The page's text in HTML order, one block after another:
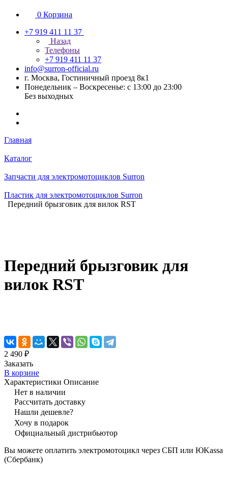
0 Корзина
+7 919 411 11 37
Назад
Телефоны
+7 919 411 11 37
info@surron-official.ru
г. Москва, Гостиничный проезд 8к1
Понедельник – Воскресенье: с 13:00 до 23:00
Без выходных
Главная
Каталог
Запчасти для электромотоциклов Surron
Пластик для электромотоциклов Surron
Передний брызговик для вилок RST
Передний брызговик для
вилок RST
2 490 ₽
Заказать
В корзине
Характеристики Описание
Нет в наличии
Рассчитать доставку
Нашли дешевле?
Хочу в подарок
Официальный дистрибьютор
Вы можете оплатить электромотоцикл через СБП или ЮKassa
(Сбербанк)